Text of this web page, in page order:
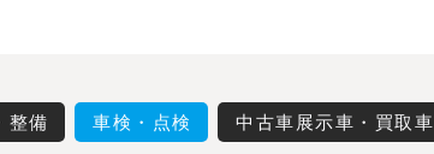
整備 車検・点検 中古車展示車・買取車